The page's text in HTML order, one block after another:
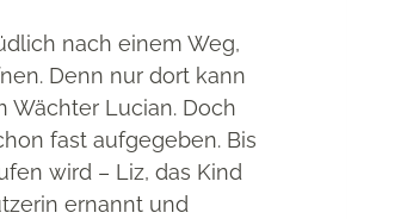
nach einem Weg,
Denn nur dort kann
Wächter Lucian. Doch
fast aufgegeben. Bis
wird – Liz, das Kind
ernannt und